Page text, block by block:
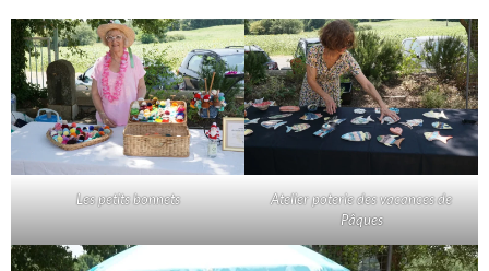
Les petits bonnets
Atelier poterie des vacances de
Pâques